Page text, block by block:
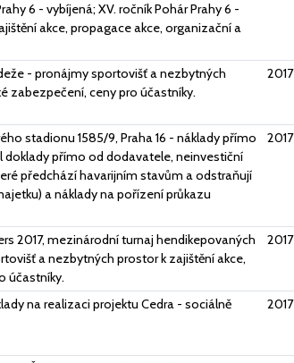
6 - vybíjená; XV. ročník Pohár Prahy 6 -
akce, propagace akce, organizační a
- pronájmy sportovišť a nezbytných
zabezpečení, ceny pro účastníky.
2017
stadionu 1585/9, Praha 16 - náklady přímo
přímo od dodavatele, neinvestiční
předchází havarijním stavům a odstraňují
a náklady na pořízení průkazu
2017
2017, mezinárodní turnaj hendikepovaných
a nezbytných prostor k zajištění akce,
účastníky.
2017
na realizaci projektu Cedra - sociálně
2017